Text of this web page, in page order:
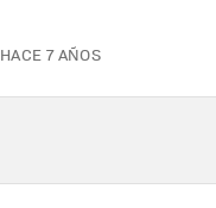
HACE 7 AÑOS